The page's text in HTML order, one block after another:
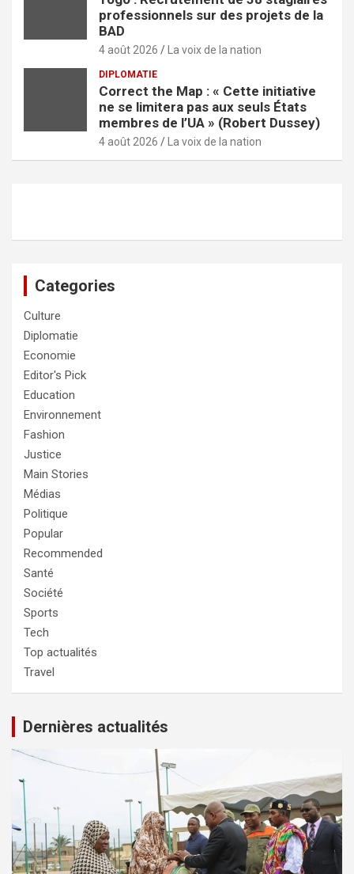
professionnels sur des projets de la
BAD
4 août 2026 La voix de la nation
DIPLOMATIE
Correct the Map : « Cette initiative
ne se limitera pas aux seuls États
membres de l’UA » (Robert Dussey)
4 août 2026 La voix de la nation
Categories
Culture
Diplomatie
Economie
Editor's Pick
Education
Environnement
Fashion
Justice
Main Stories
Médias
Politique
Popular
Recommended
Santé
Société
Sports
Tech
Top actualités
Travel
Dernières actualités